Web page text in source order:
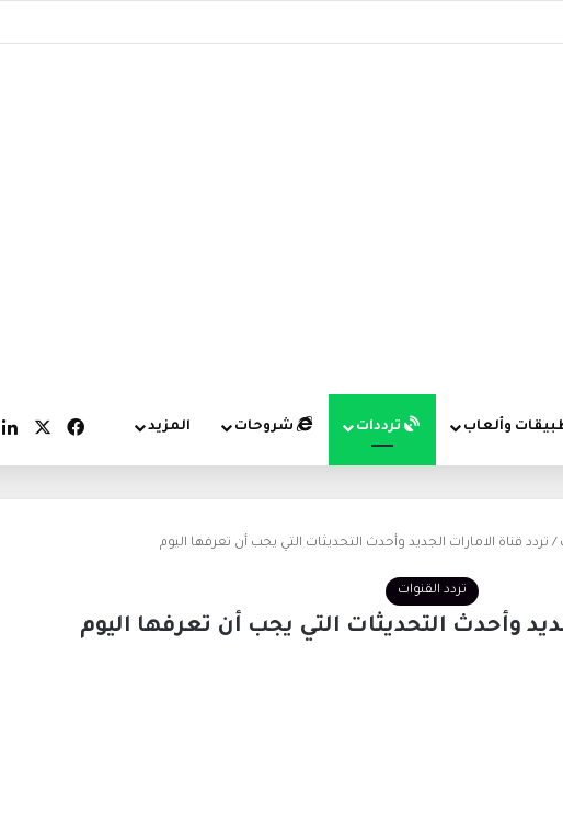
وألعاب ترددات شروحات المزيد فيسبوك
/ تردد قناة الامارات الجديد وأحدث التحديثات التي يجب أن تعرفها اليوم
تردد القنوات
وأحدث التحديثات التي يجب أن تعرفها اليوم